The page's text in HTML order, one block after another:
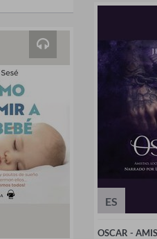
ES
OSCAR -